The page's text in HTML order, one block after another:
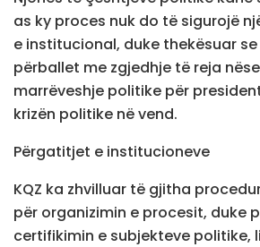
as ky proces nuk do të sigurojë
e institucional, duke thekësuar
përballet me zgjedhje të reja
marrëveshje politike për
krizën politike në vend.
Përgatitjet e institucioneve
KQZ ka zhvilluar të gjitha
për organizimin e procesit, duke
certifikimin e subjekteve politike,